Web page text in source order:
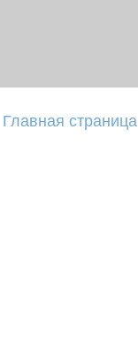
Главная страница